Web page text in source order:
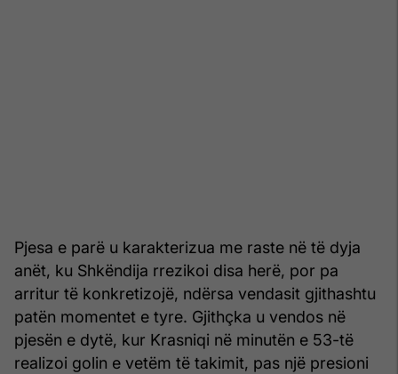
Pjesa e parë u karakterizua me raste në të dyja
anët, ku Shkëndija rrezikoi disa herë, por pa
arritur të konkretizojë, ndërsa vendasit gjithashtu
patën momentet e tyre. Gjithçka u vendos në
pjesën e dytë, kur Krasniqi në minutën e 53-të
realizoi golin e vetëm të takimit, pas një presioni